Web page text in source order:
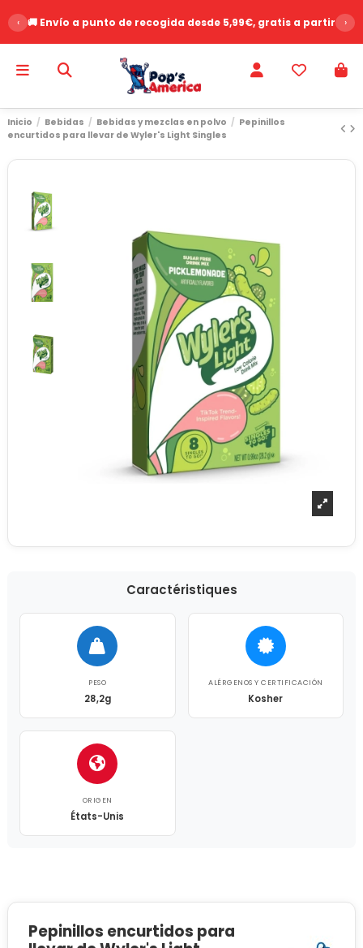
‹ 🚚 Envío a punto de recogida desde 5,99€, gratis a partir de
›
Inicio Bebidas Bebidas y mezclas en polvo
Pepinillos
encurtidos para llevar de Wyler's Light Singles
Caractéristiques
PESO
28,2g
ALÉRGENOS Y CERTIFICACIÓN
Kosher
ORIGEN
États-Unis
Pepinillos encurtidos para